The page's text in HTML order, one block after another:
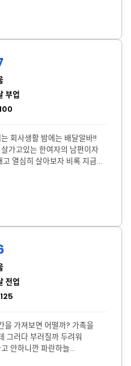
부업
회사생활 밤에는 배달알바!!
가고있는 한여자의 남편이자
살아보자 비록 지금은
어렵지만 살다보면 좋은날도
전업
져보면 어떨까? 가족을
그러다 부러질까 두려워
안하니깐 파란하늘